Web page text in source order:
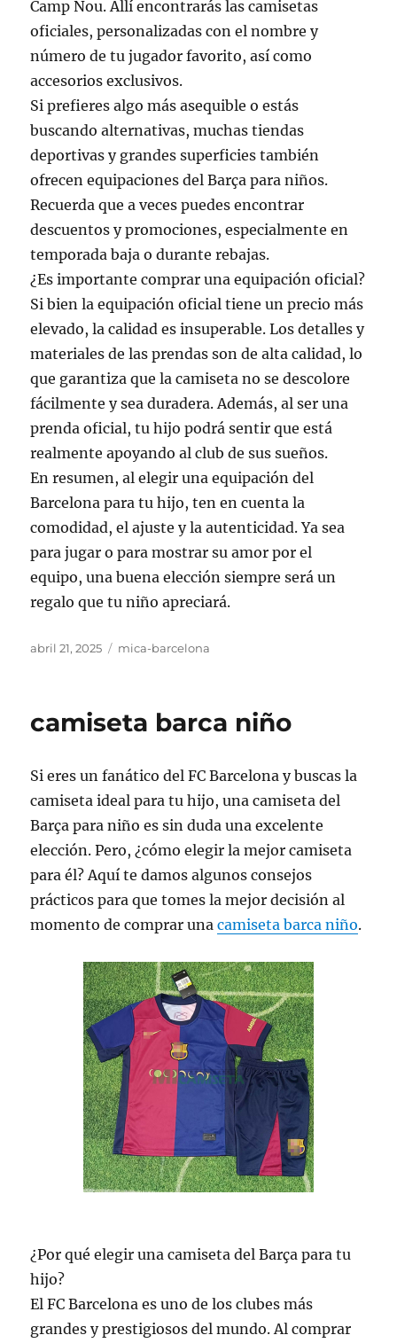
Camp Nou. Allí encontrarás las camisetas
oficiales, personalizadas con el nombre y
número de tu jugador favorito, así como
accesorios exclusivos.
Si prefieres algo más asequible o estás
buscando alternativas, muchas tiendas
deportivas y grandes superficies también
ofrecen equipaciones del Barça para niños.
Recuerda que a veces puedes encontrar
descuentos y promociones, especialmente en
temporada baja o durante rebajas.
¿Es importante comprar una equipación oficial?
Si bien la equipación oficial tiene un precio más
elevado, la calidad es insuperable. Los detalles y
materiales de las prendas son de alta calidad, lo
que garantiza que la camiseta no se descolore
fácilmente y sea duradera. Además, al ser una
prenda oficial, tu hijo podrá sentir que está
realmente apoyando al club de sus sueños.
En resumen, al elegir una equipación del
Barcelona para tu hijo, ten en cuenta la
comodidad, el ajuste y la autenticidad. Ya sea
para jugar o para mostrar su amor por el
equipo, una buena elección siempre será un
regalo que tu niño apreciará.
Publicado
abril 21, 2025 Categorías
mica-barcelona
camiseta barca niño
Si eres un fanático del FC Barcelona y buscas la
camiseta ideal para tu hijo, una camiseta del
Barça para niño es sin duda una excelente
elección. Pero, ¿cómo elegir la mejor camiseta
para él? Aquí te damos algunos consejos
prácticos para que tomes la mejor decisión al
momento de comprar unacamiseta barca niño.
¿Por qué elegir una camiseta del Barça para tu
hijo?
El FC Barcelona es uno de los clubes más
grandes y prestigiosos del mundo. Al comprar